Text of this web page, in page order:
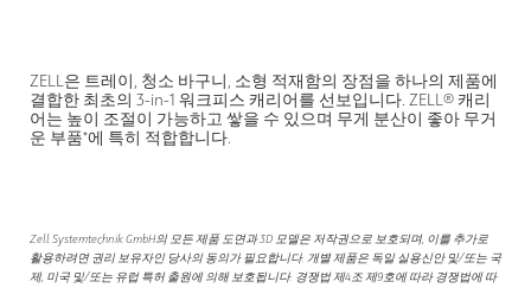
ZELL은 트레이, 청소 바구니, 소형 적재함의 장점을 하나의 제품에
결합한 최초의 3-in-1 워크피스 캐리어를 선보입니다. ZELL® 캐리
어는 높이 조절이 가능하고 쌓을 수 있으며 무게 분산이 좋아 무거
운 부품*에 특히 적합합니다.
Zell Systemtechnik GmbH의 모든 제품 도면과 3D 모델은 저작권으로 보호되며, 이를 추가로
활용하려면 권리 보유자인 당사의 동의가 필요합니다. 개별 제품은 독일 실용신안 및/또는 국
제, 미국 및/또는 유럽 특허 출원에 의해 보호됩니다. 경쟁법 제4조 제9호에 따라 경쟁법에 따